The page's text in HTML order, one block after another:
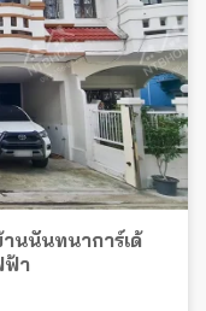
นนันทนาการ์เด้
ฟ้า